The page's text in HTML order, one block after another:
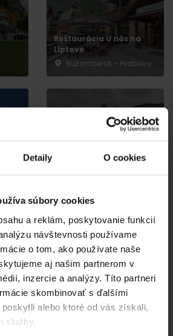
Detaily O cookies
súbory cookies
a reklám, poskytovanie funkcií
návštevnosti používame
o tom, ako používate naše
aj našim partnerom v
inzercie a analýzy. Títo partneri
skombinovať s ďalšími
alebo ktoré od vás získali,
služby.
Reštaurácia U nás na
Liptove
Ružomberok - Hrabovo
Grill & Bar Motajka
Ružomberok